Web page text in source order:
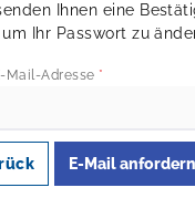
Ihnen eine
um Ihr Passwort zu
Mail-Adresse *
E-Mail anfordern